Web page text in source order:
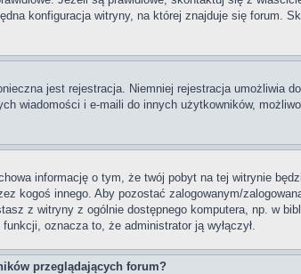
konfiguracja witryny, na której znajduje się forum.
jest rejestracja. Niemniej rejestracja umożliwia
wiadomości i e-maili do innych użytkowników,
informację o tym, że twój pobyt na tej witrynie
kogoś innego. Aby pozostać zalogowanym/
z witryny z ogólnie dostępnego komputera, np. w
oznacza to, że administrator ją wyłączył.
przeglądających forum?